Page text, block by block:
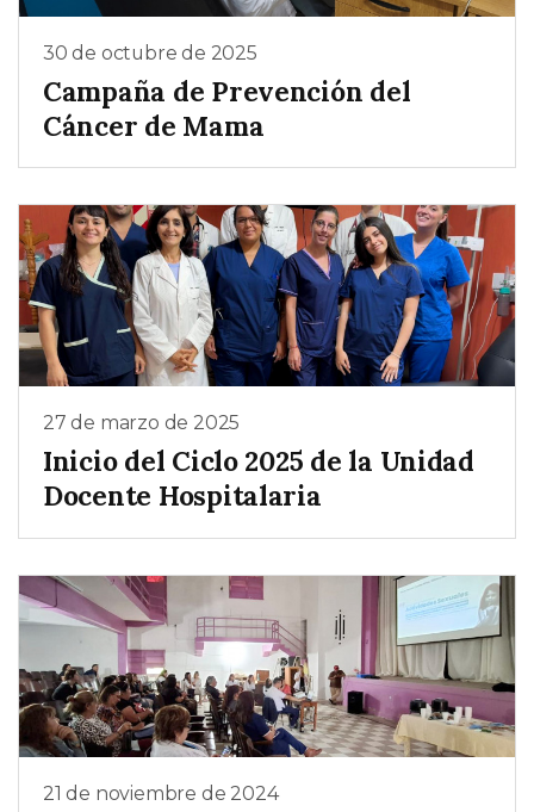
30 de octubre de 2025
Campaña de Prevención del
Cáncer de Mama
27 de marzo de 2025
Inicio del Ciclo 2025 de la Unidad
Docente Hospitalaria
21 de noviembre de 2024